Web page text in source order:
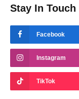
Stay In Touch
Facebook
Instagram
TikTok